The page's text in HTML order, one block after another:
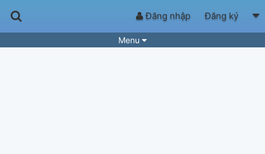
Đăng nhập Đăng ký
Menu